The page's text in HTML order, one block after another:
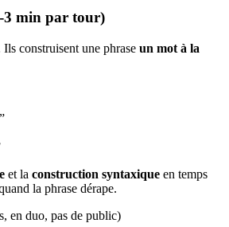
3 min par tour)
construisent une phrase un mot à la
et la construction syntaxique en temps
la phrase dérape.
en duo, pas de public)